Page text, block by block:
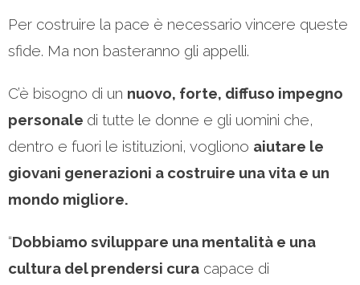
Per costruire la pace è necessario vincere queste
sfide. Ma non basteranno gli appelli.
C’è bisogno di un nuovo, forte, diffuso impegno
personale di tutte le donne e gli uomini che,
dentro e fuori le istituzioni, vogliono aiutare le
giovani generazioni a costruire una vita e un
mondo migliore.
“Dobbiamo sviluppare una mentalità e una
cultura del prendersi cura capace di